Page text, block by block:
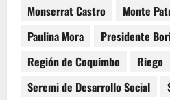
Monserrat Castro
Monte
Paulina Mora
Presidente
Región de Coquimbo
Riego
Seremi de Desarrollo Social